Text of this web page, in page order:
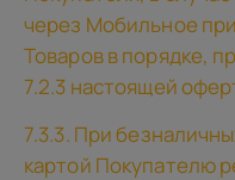
через Мобильное
Товаров в порядке,
7.2.3 настоящей
7.3.3. При
картой Покупателю